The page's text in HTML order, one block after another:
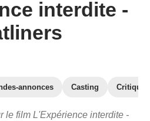
interdite -
annonces Casting
le film L'Expérience interdite -